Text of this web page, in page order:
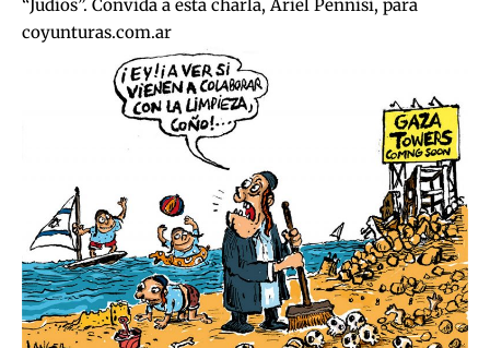
“Judíos”. Convida a esta charla, Ariel Pennisi, para
coyunturas.com.ar